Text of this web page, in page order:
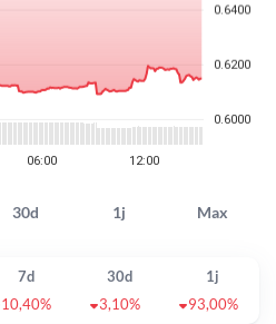
30d 1j Max
7d 30d
1j
10,40% 3,10% 93,00%